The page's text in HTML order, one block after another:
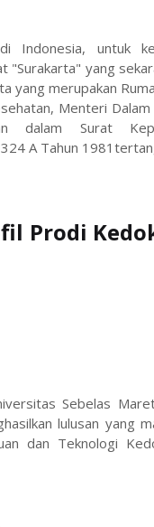
Indonesia, untuk
"Surakarta" yang
yang merupakan
Menteri
dalam Surat
A Tahun
Prodi
Sebelas
lulusan yang
dan Teknologi